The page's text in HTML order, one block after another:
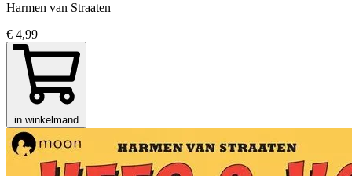
Harmen van Straaten
€ 4,99
in winkelmand